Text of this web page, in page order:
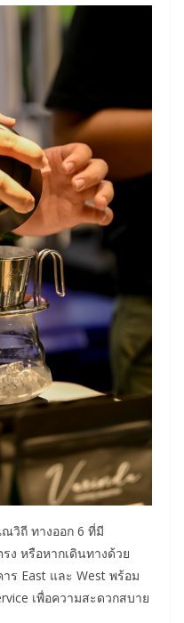
วิถี ทางออก 6 ที่มี
ง หรือหากเดินทางด้วย
ร East และ West พร้อม
เพื่อความสะดวกสบาย